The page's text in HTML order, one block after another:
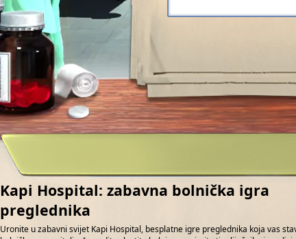
Kapi Hospital: zabavna bolnička igra
preglednika
Uronite u zabavni svijet Kapi Hospital, besplatne igre preglednika koja vas